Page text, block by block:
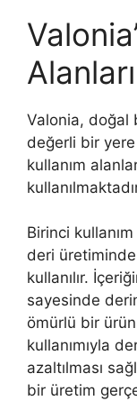
Valonia, doğal
değerli bir
kullanım
Birinci
deri
kullanılır.
sayesinde
ömürlü bir
kullanımıyla
azaltılması
bir üretim